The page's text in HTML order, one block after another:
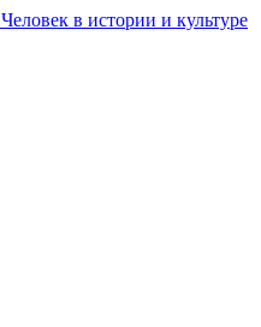
Человек в истории и культуре